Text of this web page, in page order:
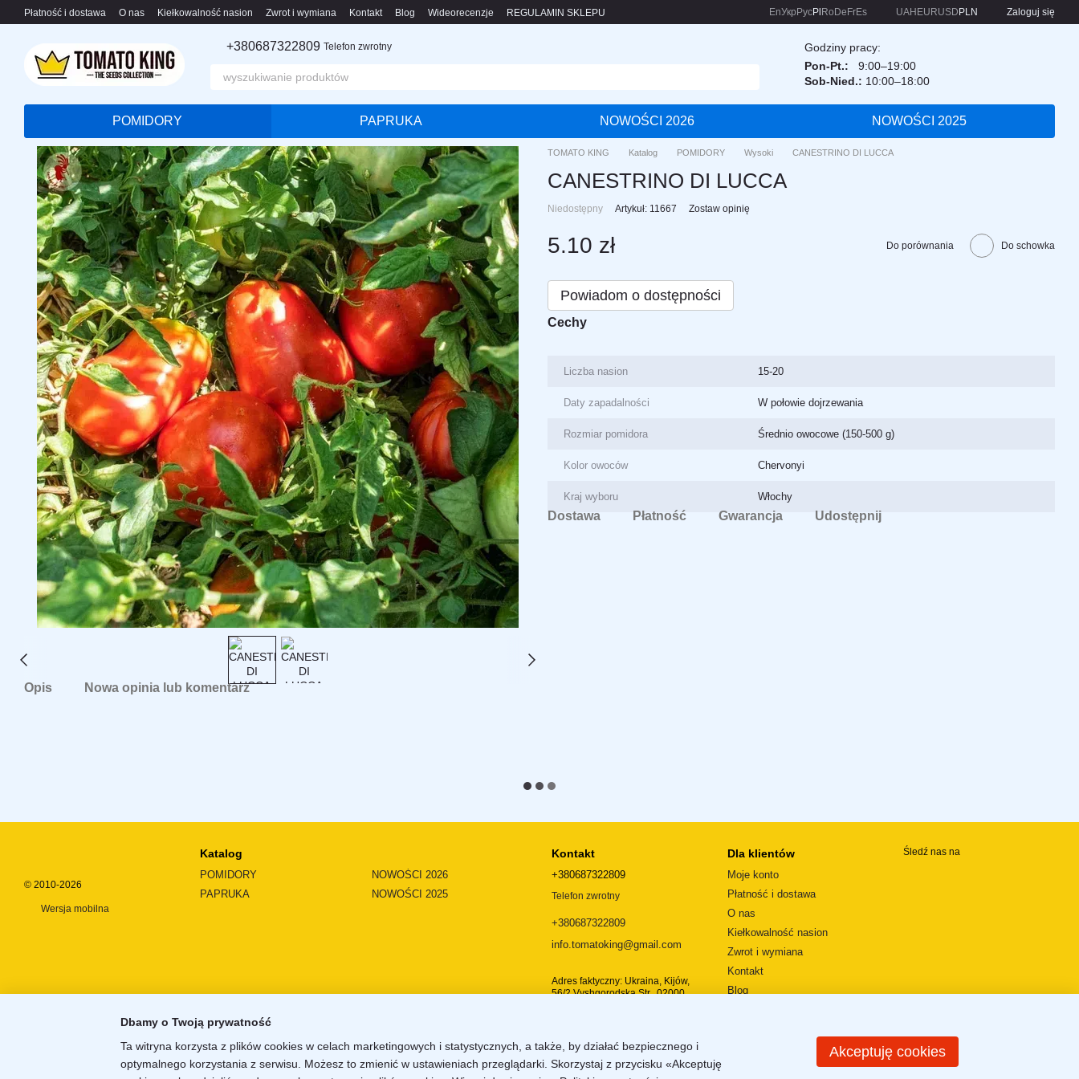
Przejdź do głównej treści
Płatność i dostawa O nas Kiełkowalność nasion Zwrot i wymiana Kontakt Blog Wideorecenzje REGULAMIN SKLEPU EnУкр РусPl Ro De FrEs UAH EURUSD PLN Zaloguj się
+380687322809 Telefon zwrotny
Godziny pracy:
Pon-Pt.:
9:00–19:00
Sob-Nied.: 10:00–18:00
POMIDORY PAPRUKA NOWOŚCI 2026 NOWOŚCI 2025
Opis Nowa opinia lub komentarz
TOMATO KING Katalog POMIDORY Wysoki CANESTRINO DI LUCCA
CANESTRINO DI LUCCA
Niedostępny Artykuł: 11667 Zostaw opinię
5.10 zł Do porównania Do schowka
Powiadom o dostępności
Cechy
Liczba nasion 15-20
Daty zapadalności W połowie dojrzewania
Rozmiar pomidora Średnio owocowe (150-500 g)
Kolor owoców Chervonyi
Kraj wyboru Włochy
Dostawa Płatność Gwarancja Udostępnij
© 2010-2026
Wersja mobilna
Sklep internetowy zbudowany z
Katalog
POMIDORY
PAPRUKA
NOWOŚCI 2026
NOWOŚCI 2025
Kontakt
+380687322809
Telefon zwrotny
+380687322809
info.tomatoking@gmail.com
Adres faktyczny: Ukraina, Kijów,
56/2 Vyshgorodska Str., 02000
Dla klientów
Moje konto
Płatność i dostawa
O nas
Kiełkowalność nasion
Zwrot i wymiana
Kontakt
Blog
Śledź nas na
Dbamy o Twoją prywatność
Ta witryna korzysta z plików cookies w celach marketingowych i statystycznych, a także, by działać bezpiecznego i
optymalnego korzystania z serwisu. Możesz to zmienić w ustawieniach przeglądarki. Skorzystaj z przycisku «Akceptuję
Akceptuję cookies